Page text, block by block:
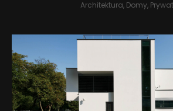
Architektura, Domy,